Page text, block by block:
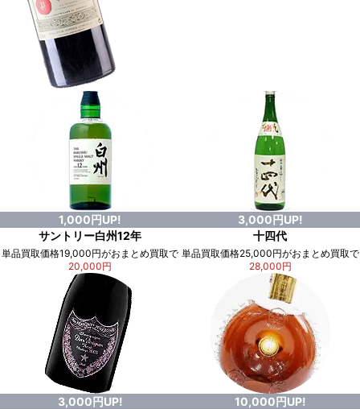
1,000円UP!
サントリー白州12年
単品買取価格19,000円がおまとめ買取で
20,000円
3,000円UP!
十四代
単品買取価格25,000円がおまとめ買取で
28,000円
3,000円UP!
10,000円UP!